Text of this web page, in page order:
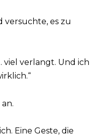
versuchte, es zu
viel verlangt. Und ich
Eine Geste, die